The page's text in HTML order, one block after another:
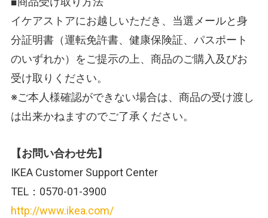
イケアストアにお越しいただき、当選メールと身
分証明書（運転免許書、健康保険証、パスポート
のいずれか）をご提示の上、商品のご購入及びお
受け取りください。
※ご本人様確認ができない場合は、商品の受け渡し
は出来かねますのでご了承ください。
【お問い合わせ先】
IKEA Customer Support Center
TEL：0570-01-3900
http://www.ikea.com/